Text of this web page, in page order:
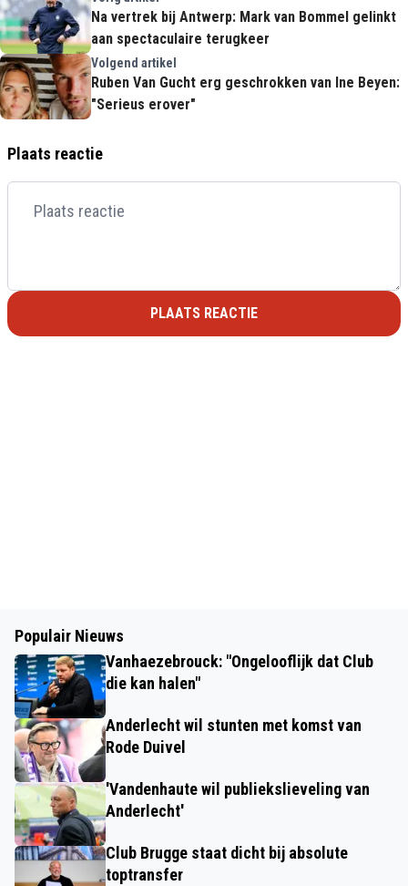
Na vertrek bij Antwerp: Mark van Bommel gelinkt
aan spectaculaire terugkeer
Volgend artikel
Ruben Van Gucht erg geschrokken van Ine Beyen:
"Serieus erover"
Plaats reactie
PLAATS REACTIE
Populair Nieuws
Vanhaezebrouck: "Ongelooflijk dat Club
die kan halen"
Anderlecht wil stunten met komst van
Rode Duivel
'Vandenhaute wil publiekslieveling van
Anderlecht'
Club Brugge staat dicht bij absolute
toptransfer